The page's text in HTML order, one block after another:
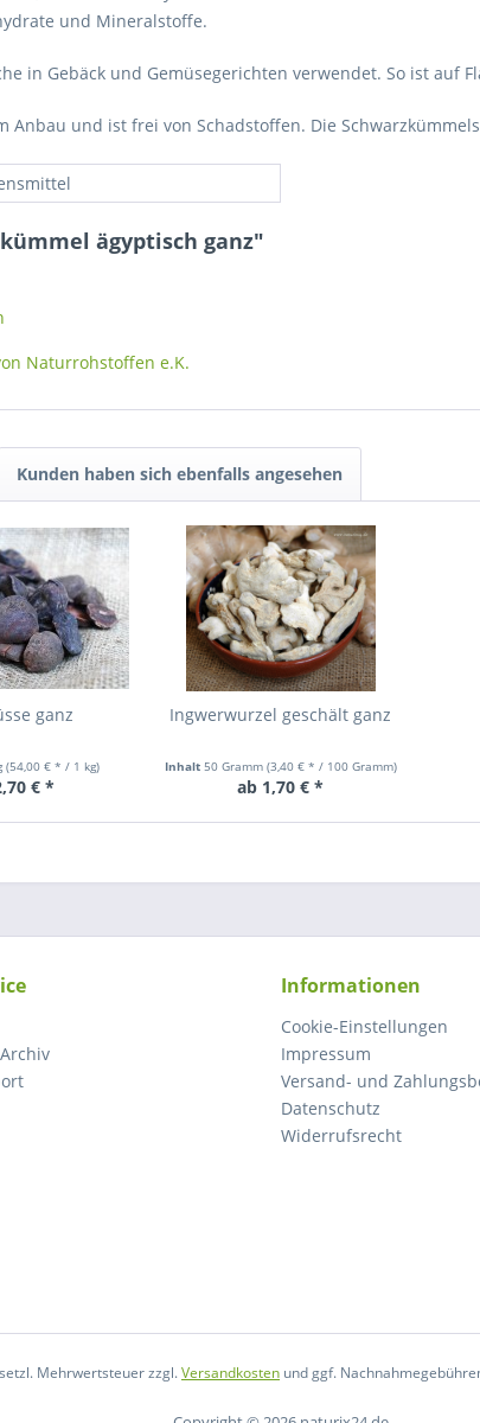
und Mineralstoffe.
in Gebäck und Gemüsegerichten verwendet. So ist auf
Anbau und ist frei von Schadstoffen. Die
ägyptisch ganz"
Naturrohstoffen e.K.
Kunden haben sich ebenfalls angesehen
ganz
(54,00 € * / 1 kg)
€ *
Ingwerwurzel geschält ganz
Inhalt 50 Gramm (3,40 € * / 100 Gramm)
ab 1,70 € *
Informationen
Cookie-Einstellungen
Impressum
Versand- und
Datenschutz
Widerrufsrecht
Mehrwertsteuer zzgl.Versandkosten und ggf.